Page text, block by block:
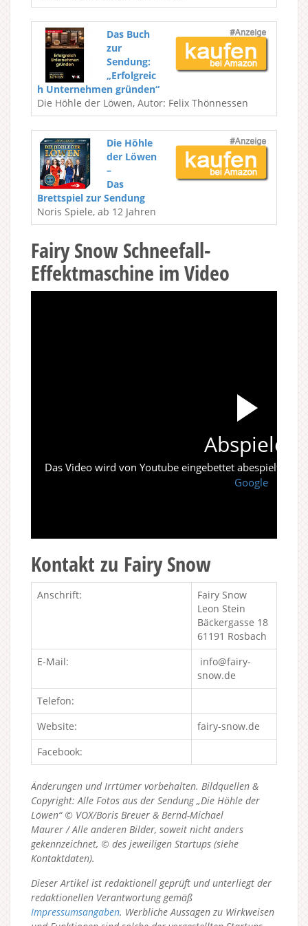
Das Buch
zur
Sendung:
„Erfolgreic
h Unternehmen gründen“
Die Höhle der Löwen, Autor: Felix Thönnessen
Die Höhle
der Löwen
–
Das
Brettspiel zur Sendung
Noris Spiele, ab 12 Jahren
Fairy Snow Schneefall-
Effektmaschine im Video
Abspielen
Das Video wird von Youtube eingebettet abespielt. Es
Google
Kontakt zu Fairy Snow
Anschrift:
Fairy Snow
Leon Stein
Bäckergasse 18
61191 Rosbach
E-Mail:
info@fairy-
snow.de
Telefon:
Website:
fairy-snow.de
Facebook:
Änderungen und Irrtümer vorbehalten. Bildquellen &
Copyright: Alle Fotos aus der Sendung „Die Höhle der
Löwen“ © VOX/Boris Breuer & Bernd-Michael
Maurer / Alle anderen Bilder, soweit nicht anders
gekennzeichnet, © des jeweiligen Startups (siehe
Kontaktdaten).
Dieser Artikel ist redaktionell geprüft und unterliegt der
redaktionellen Verantwortung gemäß
Impressumsangaben. Werbliche Aussagen zu Wirkweisen